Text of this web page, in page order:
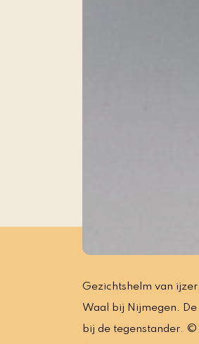
Gezichtshelm van
Waal bij Nijmegen.
bij de tegenstander. ©